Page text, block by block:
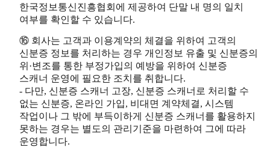
한국정보통신진흥협회에 제공하여 단말 내 명의 일치
여부를 확인할 수 있습니다.
⑯ 회사는 고객과 이용계약의 체결을 위하여 고객의
신분증 정보를 처리하는 경우 개인정보 유출 및 신분증의
위·변조를 통한 부정가입의 예방을 위하여 신분증
스캐너 운영에 필요한 조치를 취합니다.
- 다만, 신분증 스캐너 고장, 신분증 스캐너로 처리할 수
없는 신분증, 온라인 가입, 비대면 계약체결, 시스템
작업이나 그 밖에 부득이하게 신분증 스캐너를 활용하지
못하는 경우는 별도의 관리기준을 마련하여 그에 따라
운영합니다.